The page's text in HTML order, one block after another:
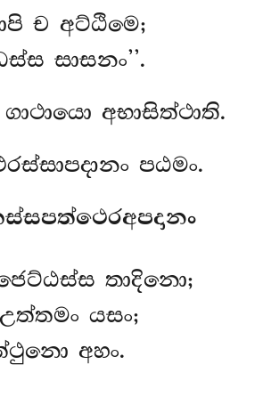
ච අට්ඨිමෙ;
සාසනං’’.
අභාසිත්ථාති.
පඨමං.
තාදිනො;
යසං;
අහං.